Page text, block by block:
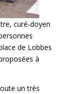
curé-doyen
de Lobbes
à
un très